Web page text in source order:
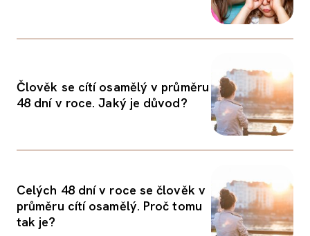
Člověk se cítí osamělý v průměru
48 dní v roce. Jaký je důvod?
Celých 48 dní v roce se člověk v
průměru cítí osamělý. Proč tomu
tak je?